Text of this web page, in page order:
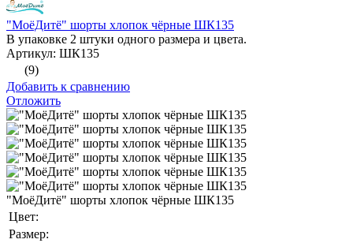
"МоёДитё" шорты хлопок чёрные ШК135
В упаковке 2 штуки одного размера и цвета.
Артикул: ШК135
(9)
Добавить к сравнению
Отложить
"МоёДитё" шорты хлопок чёрные ШК135
Цвет:
Размер: